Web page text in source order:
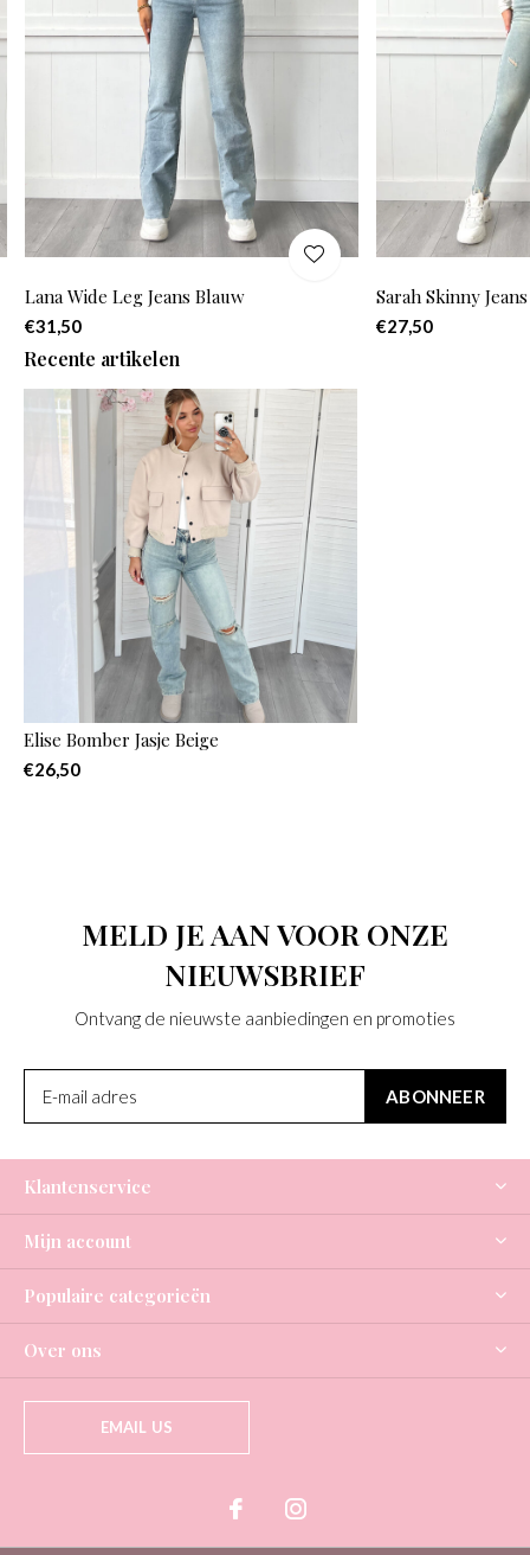
Lana Wide Leg Jeans Blauw
€31,50
Sarah Skinny
€27,50
Recente artikelen
Elise Bomber Jasje Beige
€26,50
MELD JE AAN VOOR ONZE
NIEUWSBRIEF
Ontvang de nieuwste aanbiedingen en promoties
ABONNEER
Klantenservice
Mijn account
Populaire categorieën
Over ons
EMAIL US